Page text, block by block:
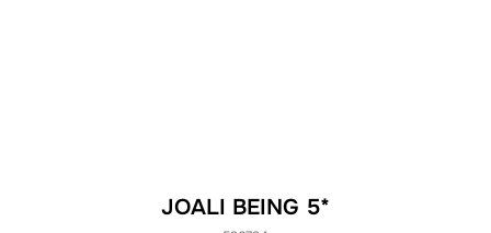
JOALI BEING 5*